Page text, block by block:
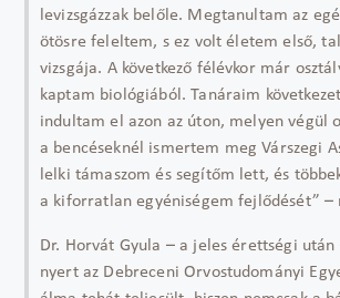
levizsgázzak belőle. Megtanultam az
ötösre feleltem, s ez volt életem első,
vizsgája. A következő félévkor már
kaptam biológiából. Tanáraim
indultam el azon az úton, melyen végül
a bencéseknél ismertem meg Várszegi
lelki támaszom és segítőm lett, és
a kiforratlan egyéniségem fejlődését” –
Dr. Horvát Gyula – a jeles érettségi
nyert az Debreceni Orvostudományi